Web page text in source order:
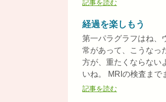
記事を読む
経過を楽しもう
第一パラグラフはね、
常があって、こうなっ
方が、重たくならない
いね。 MRIの検査まで
記事を読む